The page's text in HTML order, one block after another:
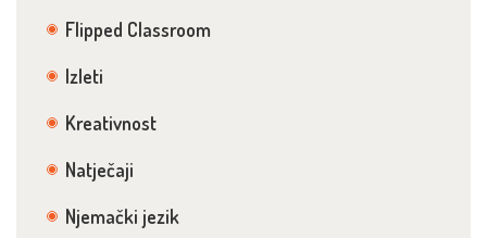
Flipped Classroom
Izleti
Kreativnost
Natječaji
Njemački jezik